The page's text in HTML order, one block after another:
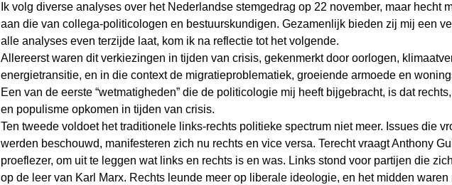
Ik volg diverse analyses over het Nederlandse stemgedrag op 22 november, maar hecht
aan die van collega-politicologen en bestuurskundigen. Gezamenlijk bieden zij mij een
alle analyses even terzijde laat, kom ik na reflectie tot het volgende.
Allereerst waren dit verkiezingen in tijden van crisis, gekenmerkt door oorlogen,
energietransitie, en in die context de migratieproblematiek, groeiende armoede en
Een van de eerste “wetmatigheden” die de politicologie mij heeft bijgebracht, is dat
en populisme opkomen in tijden van crisis.
Ten tweede voldoet het traditionele links-rechts politieke spectrum niet meer. Issues die
werden beschouwd, manifesteren zich nu rechts en vice versa. Terecht vraagt Anthony
proeflezer, om uit te leggen wat links en rechts is en was. Links stond voor partijen die
op de leer van Karl Marx. Rechts leunde meer op liberale ideologie, en het midden waren